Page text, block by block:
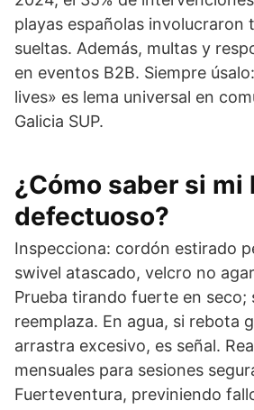
playas españolas involucraron
sueltas. Además, multas y
en eventos B2B. Siempre
lives» es lema universal en
Galicia SUP.
¿Cómo saber si mi
defectuoso?
Inspecciona: cordón estirado
swivel atascado, velcro no
Prueba tirando fuerte en seco;
reemplaza. En agua, si rebota
arrastra excesivo, es señal.
mensuales para sesiones
Fuerteventura, previniendo